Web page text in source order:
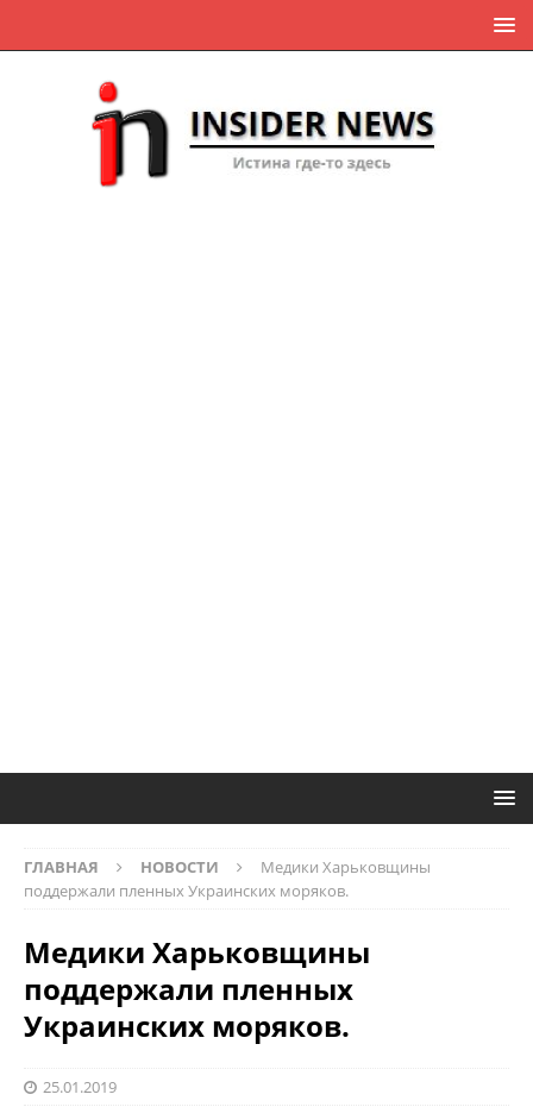
ГЛАВНАЯ НОВОСТИ
Медики Харьковщины
поддержали пленных Украинских моряков.
Медики Харьковщины
поддержали пленных
Украинских моряков.
25.01.2019